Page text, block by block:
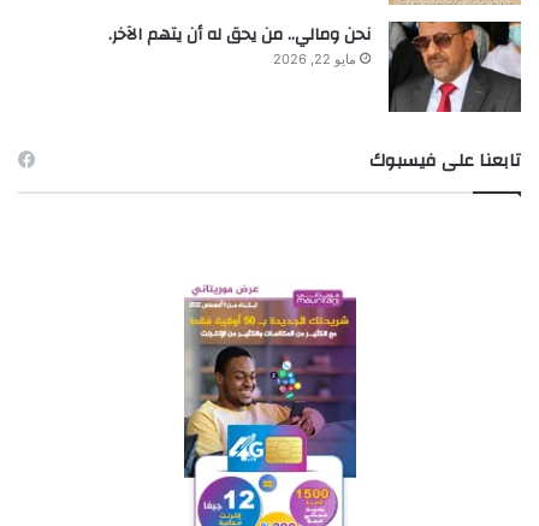
نحن ومالي.. من يحق له أن يتهم الآخر.
مايو 22, 2026
تابعنا على فيسبوك